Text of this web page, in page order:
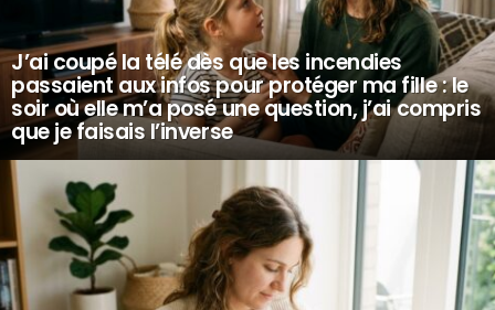
J’ai coupé la télé dès que les incendies
passaient aux infos pour protéger ma fille : le
soir où elle m’a posé une question, j’ai compris
que je faisais l’inverse